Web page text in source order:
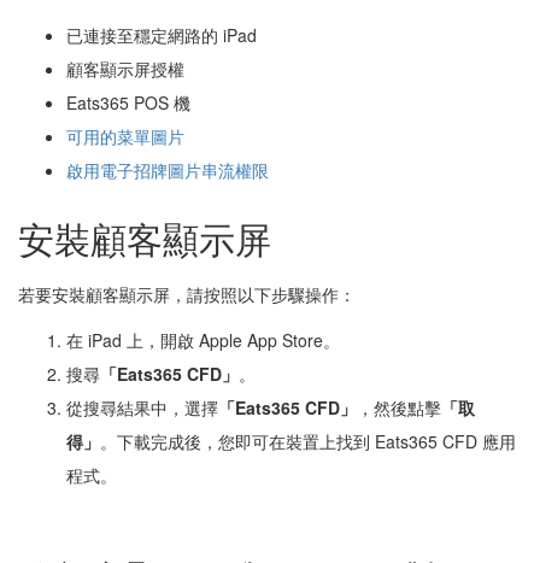
已連接至穩定網路的 iPad
顧客顯示屏授權
Eats365 POS 機
可用的菜單圖片
啟用電子招牌圖片串流權限
安裝顧客顯示屏
若要安裝顧客顯示屏，請按照以下步驟操作：
在 iPad 上，開啟 Apple App Store。
搜尋 「Eats365 CFD」 。
從搜尋結果中，選擇 「Eats365 CFD」 ，然後點擊 「取
得」 。下載完成後，您即可在裝置上找到 Eats365 CFD 應用
程式。